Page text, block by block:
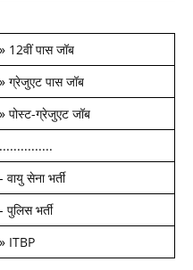
» 12वीं पास जॉब
» ग्रेजुएट पास जॉब
» पोस्ट-ग्रेजुएट जॉब
...............
- वायु सेना भर्ती
- पुलिस भर्ती
» ITBP